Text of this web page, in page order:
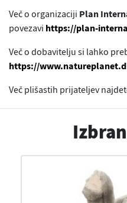
Več o organizaciji Plan
povezavi https://plan-
Več o dobavitelju si lahko
https://
Več plišastih prijateljev